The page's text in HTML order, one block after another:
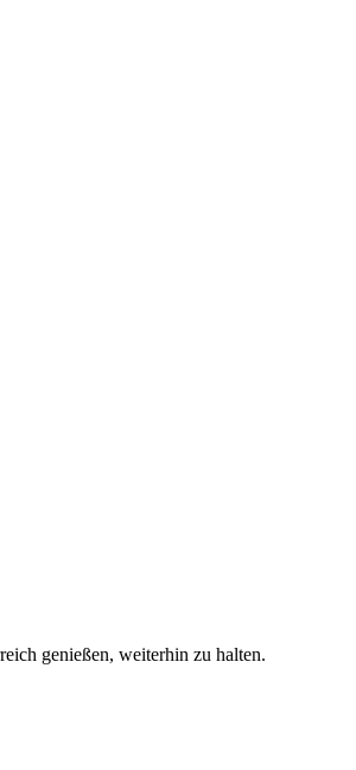
genießen, weiterhin zu halten.